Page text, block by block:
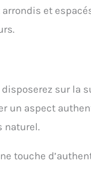
et
sur la
un aspect
naturel.
touche